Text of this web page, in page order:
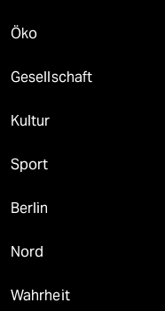
Öko
Gesellschaft
Kultur
Sport
Berlin
Nord
Wahrheit